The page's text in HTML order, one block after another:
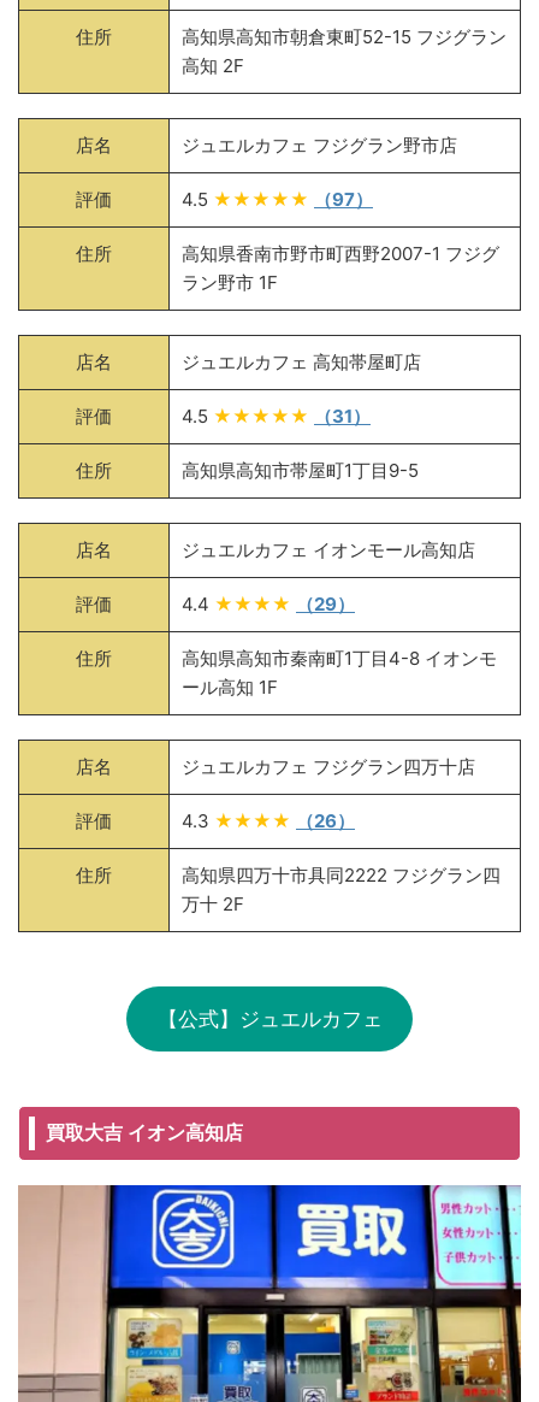
住所
高知県高知市朝倉東町52-15 フジグラン
高知 2F
店名 ジュエルカフェ フジグラン野市店
評価 4.5 ★★★★★ （97）
住所
高知県香南市野市町西野2007-1 フジグ
ラン野市 1F
店名 ジュエルカフェ 高知帯屋町店
評価 4.5 ★★★★★ （31）
住所 高知県高知市帯屋町1丁目9-5
店名 ジュエルカフェ イオンモール高知店
評価 4.4 ★★★★ （29）
住所
高知県高知市秦南町1丁目4-8 イオンモ
ール高知 1F
店名 ジュエルカフェ フジグラン四万十店
評価 4.3 ★★★★ （26）
住所
高知県四万十市具同2222 フジグラン四
万十 2F
【公式】ジュエルカフェ
買取大吉 イオン高知店